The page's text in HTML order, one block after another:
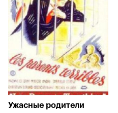
Ужасные родители